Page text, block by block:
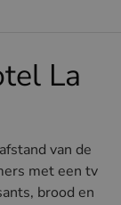
La
van de
met een tv
brood en